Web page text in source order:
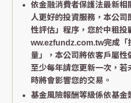
依金融消費者保護法最新相
人更好的投資服務，本公司
性評估」程序，您於中租
ww.ezfundz.com.tw完成「
量」，本公司將依客戶屬性
至少每年請您更新一次，若
時將會影響您的交易。
基金風險報酬等級係依基金